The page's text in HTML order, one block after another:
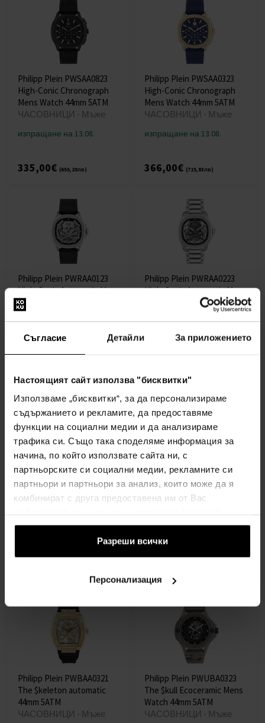
Съгласие Детайли За приложението
Настоящият сайт използва "бисквитки"
Използваме „бисквитки“, за да персонализираме
съдържанието и рекламите, да предоставяме
функции на социални медии и да анализираме
трафика си. Също така споделяме информация за
начина, по който използвате сайта ни, с
партньорските си социални медии, рекламните си
партньори и партньори за анализ, които може да я
комбинират с друга предоставена им от Вас
ползването от Ваша страна на услугите им.
Разреши всички
Персонализация
Philipp Plein PWSAA0823
High-Conic Chronograph
Mens Watch 44mm 5ATM
ЧАСОВНИЦИ - Мъже
изпращане на 13.08.
335,00€ (655,20лв)
Philipp Plein PWSAA0323
High-Conic Chronograph
Mens Watch 44mm 5ATM
ЧАСОВНИЦИ - Мъже
изпращане на 13.08.
366,00€ (715,83лв)
Philipp Plein PWRAA0123
High-Conic Automatic Mens
Watch 42mm 5ATM
ЧАСОВНИЦИ - Мъже
изпращане на 13.08.
Philipp Plein PWRAA0223
High-Conic Automatic Mens
Watch 42mm 5ATM
ЧАСОВНИЦИ - Мъже
изпращане на 13.08.
Plein Extreme chrono 44mm
5ATM
The $keleton automatic
44mm 5ATM
Philipp Plein PWBAA0321
The $keleton automatic
44mm 5ATM
ЧАСОВНИЦИ - Мъже
Philipp Plein PWUBA0323
The $kull Ecoceramic Mens
Watch 44mm 5ATM
ЧАСОВНИЦИ - Мъже